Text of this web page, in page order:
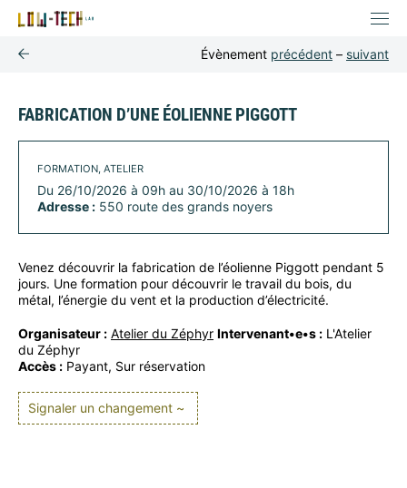
Évènement précédent – suivant
FABRICATION D’UNE ÉOLIENNE PIGGOTT
FORMATION, ATELIER
Du 26/10/2026 à 09h au 30/10/2026 à 18h
Adresse : 550 route des grands noyers
Venez découvrir la fabrication de l’éolienne Piggott pendant 5
jours. Une formation pour découvrir le travail du bois, du
métal, l’énergie du vent et la production d’électricité.
Organisateur : Atelier du Zéphyr Intervenant•e•s : L'Atelier
du Zéphyr
Accès : Payant, Sur réservation
Signaler un changement ~